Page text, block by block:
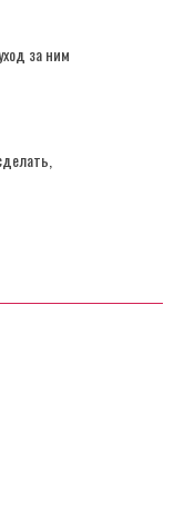
за ним